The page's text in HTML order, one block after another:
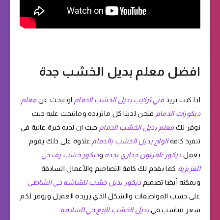
افضل معلم بديل الخشب جدة
اذا كنت تريد فني تركيب بديل الخشب الدمام او تبحث عنمعلم
ديكورات الدمام فنحن لدينا كل ماتريده وماتبحث عليه حيث
نوفر لكمعلم بديل الخشب الدمام حيث ان لديه خبرة عالية في
تنفيذ كافةالواح بديل الخشب بالدمام علاوة على ذلك يقوم
بعملديكور تلفزيون جداري بجده وديكور خشب رف حي
العزيزية كما يقدم لك كافة التصاميم والأعمال السابقة
ويمكنه أيضا تصميمديكور بديل خشب للشاشه حي الشاطى
على حسب المواصفات والشكل الذي يريده العميل ويوفر لكم
سعر مناسب فيبديل الخشب للبيع حي السلامه